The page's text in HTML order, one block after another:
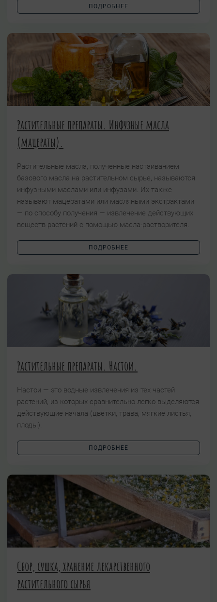
ПОДРОБНЕЕ
Растительные препараты. Инфузные масла
(мацераты).
Растительные масла, полученные настаиванием
базового масла на растительном сырье, называются
инфузными маслами или инфузами. Их также
называют мацератами или масляными экстрактами
— по способу получения — извлечение действующих
веществ растений с помощью масла-растворителя.
ПОДРОБНЕЕ
Растительные препараты. Настои.
Настои — это водные извлечения из тех частей
растений, из которых сравнительно легко выделяются
действующие начала (цветки, трава, мягкие листья,
плоды).
ПОДРОБНЕЕ
Сбор, сушка, хранение лекарственного
растительного сырья